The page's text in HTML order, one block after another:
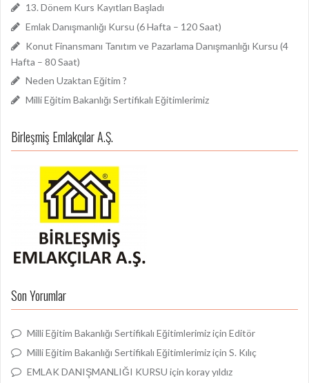
13. Dönem Kurs Kayıtları Başladı
Emlak Danışmanlığı Kursu (6 Hafta – 120 Saat)
Konut Finansmanı Tanıtım ve Pazarlama Danışmanlığı Kursu (4
Hafta – 80 Saat)
Neden Uzaktan Eğitim ?
Milli Eğitim Bakanlığı Sertifikalı Eğitimlerimiz
Birleşmiş Emlakçılar A.Ş.
Son Yorumlar
Milli Eğitim Bakanlığı Sertifikalı Eğitimlerimiziçin Editör
Milli Eğitim Bakanlığı Sertifikalı Eğitimlerimiziçin S. Kılıç
EMLAK DANIŞMANLIĞI KURSU için koray yıldız